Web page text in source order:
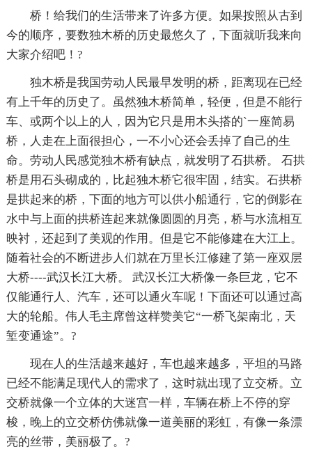
桥！给我们的生活带来了许多方便。如果按照从古到
今的顺序，要数独木桥的历史最悠久了，下面就听我来向
大家介绍吧！?
独木桥是我国劳动人民最早发明的桥，距离现在已经
有上千年的历史了。虽然独木桥简单，轻便，但是不能行
车、或两个以上的人，因为它只是用木头搭的`一座简易
桥，人走在上面很担心，一不小心还会丢掉了自己的生
命。劳动人民感觉独木桥有缺点，就发明了石拱桥。 石拱
桥是用石头砌成的，比起独木桥它很牢固，结实。石拱桥
是拱起来的桥，下面的地方可以供小船通行，它的倒影在
水中与上面的拱桥连起来就像圆圆的月亮，桥与水流相互
映衬，还起到了美观的作用。但是它不能修建在大江上。
随着社会的不断进步人们就在万里长江修建了第一座双层
大桥----武汉长江大桥。 武汉长江大桥像一条巨龙，它不
仅能通行人、汽车，还可以通火车呢！下面还可以通过高
大的轮船。伟人毛主席曾这样赞美它“一桥飞架南北，天
堑变通途”。?
现在人的生活越来越好，车也越来越多，平坦的马路
已经不能满足现代人的需求了，这时就出现了立交桥。立
交桥就像一个立体的大迷宫一样，车辆在桥上不停的穿
梭，晚上的立交桥仿佛就像一道美丽的彩虹，有像一条漂
亮的丝带，美丽极了。?